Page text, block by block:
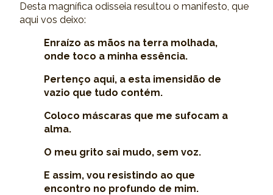
Desta magnífica odisseia resultou o manifesto, que
aqui vos deixo:
Enraízo as mãos na terra molhada,
onde toco a minha essência.
Pertenço aqui, a esta imensidão de
vazio que tudo contém.
Coloco máscaras que me sufocam a
alma.
O meu grito sai mudo, sem voz.
E assim, vou resistindo ao que
encontro no profundo de mim.